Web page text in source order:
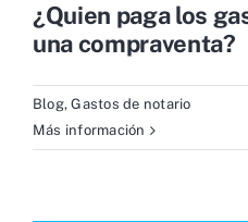
¿Quien paga los
una compraventa?
Blog,Gastos de notario
Más información